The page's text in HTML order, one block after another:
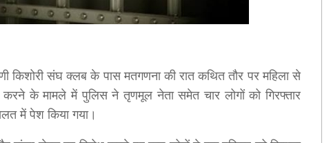
किशोरी संघ क्लब के पास मतगणना की रात कथित तौर पर महिला से
के मामले में पुलिस ने तृणमूल नेता समेत चार लोगों को गिरफ्तार
में पेश किया गया।